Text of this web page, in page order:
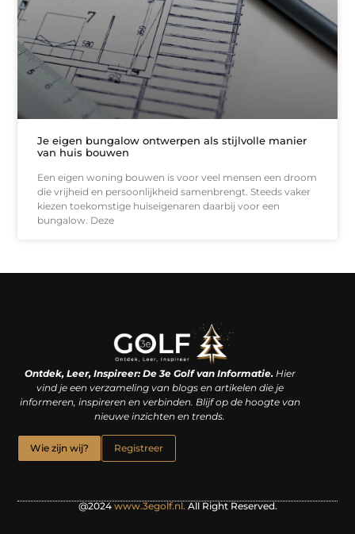
Je eigen bungalow ontwerpen als stijlvolle manier
van huis bouwen
Een eigen woning bouwen is voor veel mensen een droom
die vrijheid en persoonlijkheid samenbrengt. Steeds vaker
kiezen toekomstige huiseigenaren daarbij voor een
bungalow. Deze
Ontdek, Leer, Inspireer: De 3e Golf van Informatie.Hier
vind je een verzameling van blogs en artikelen die je
informeren, inspireren en verbinden. Blijf op de hoogte van
nieuwe inzichten en trends.
Wie zijn wij? Registreer
@2024www.3egolf.nl.All Right Reserved.